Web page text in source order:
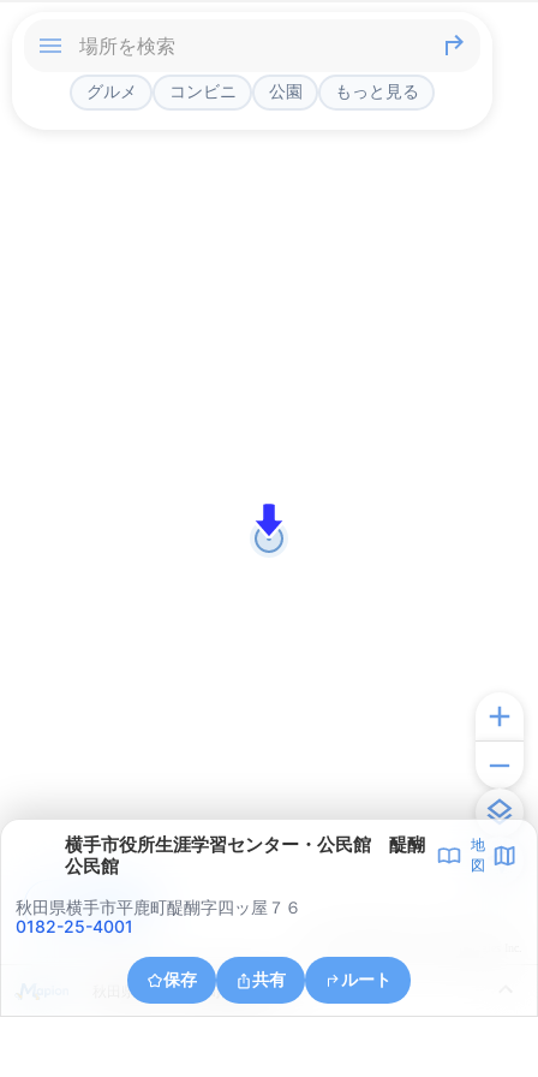
グルメ コンビニ 公園 もっと見る
横手市役所生涯学習センター・公民館 醍醐
公民館
地
図
秋田県横手市平鹿町醍醐字四ッ屋７６
0182-25-4001
保存 共有 ルート
秋田県横手市平鹿町醍醐館ノ山
アプリで見る